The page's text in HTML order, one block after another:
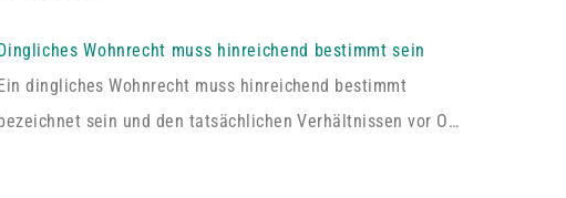
Interesse nur bei den Mietern […]
Wohnrecht muss hinreichend bestimmt sein
dingliches Wohnrecht muss hinreichend bestimmt
sein und den tatsächlichen Verhältnissen vor Ort